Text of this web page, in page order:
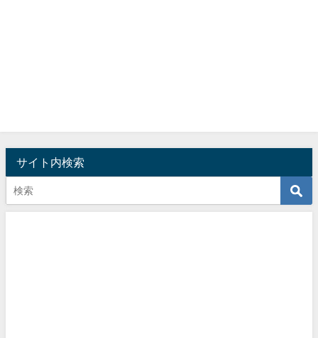
サイト内検索